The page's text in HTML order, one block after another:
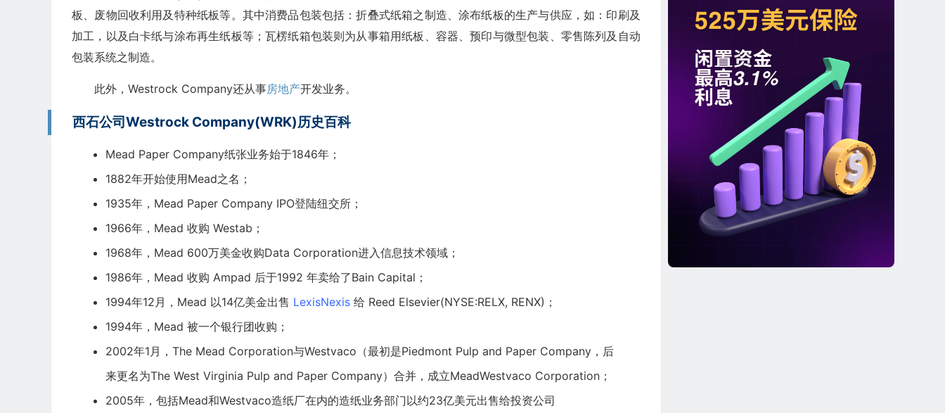
板、废物回收利用及特种纸板等。其中消费品包装包括：折叠式纸箱之制造、涂布纸板的生产与供应，如：印刷及
加工，以及白卡纸与涂布再生纸板等；瓦楞纸箱包装则为从事箱用纸板、容器、预印与微型包装、零售陈列及自动
包装系统之制造。
此外，Westrock Company还从事房地产开发业务。
西石公司Westrock Company(WRK)历史百科
Mead Paper Company纸张业务始于1846年；
1882年开始使用Mead之名；
1935年，Mead Paper Company IPO登陆纽交所；
1966年，Mead 收购 Westab；
1968年，Mead 600万美金收购Data Corporation进入信息技术领域；
1986年，Mead 收购 Ampad 后于1992 年卖给了Bain Capital ；
1994年12月，Mead 以14亿美金出售 LexisNexis 给 Reed Elsevier(NYSE:RELX, RENX)；
1994年，Mead 被一个银行团收购；
2002年1月，The Mead Corporation与Westvaco（最初是Piedmont Pulp and Paper Company，后
来更名为The West Virginia Pulp and Paper Company）合并，成立MeadWestvaco Corporation；
2005年，包括Mead和Westvaco造纸厂在内的造纸业务部门以约23亿美元出售给投资公司